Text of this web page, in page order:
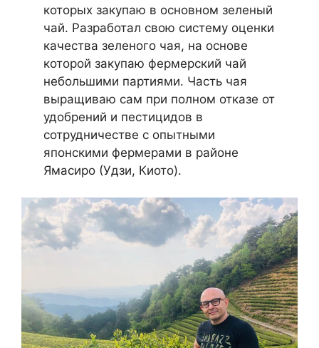
которых закупаю в основном зеленый
чай. Разработал свою систему оценки
качества зеленого чая, на основе
которой закупаю фермерский чай
небольшими партиями. Часть чая
выращиваю сам при полном отказе от
удобрений и пестицидов в
сотрудничестве с опытными
японскими фермерами в районе
Ямасиро (Удзи, Киото).